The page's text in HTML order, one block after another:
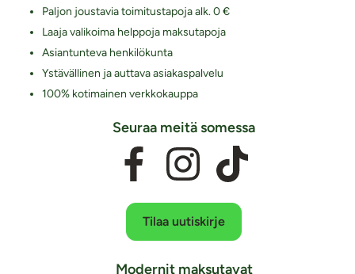
Paljon joustavia toimitustapoja alk. 0 €
Laaja valikoima helppoja maksutapoja
Asiantunteva henkilökunta
Ystävällinen ja auttava asiakaspalvelu
100% kotimainen verkkokauppa
Seuraa meitä somessa
Tilaa uutiskirje
Modernit maksutavat